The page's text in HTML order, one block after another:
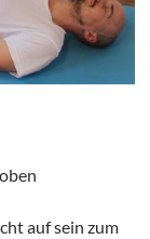
auf sein zum